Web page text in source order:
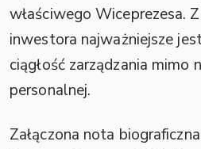
właściwego Wiceprezesa.
inwestora najważniejsze
ciągłość zarządzania mimo
personalnej.
Załączona nota